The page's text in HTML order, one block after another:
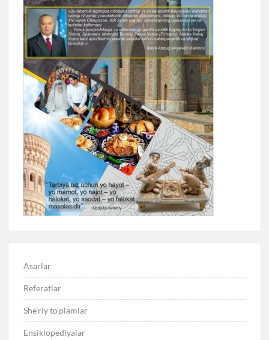
Asarlar
Referatlar
She’riy to’plamlar
Ensiklopediyalar